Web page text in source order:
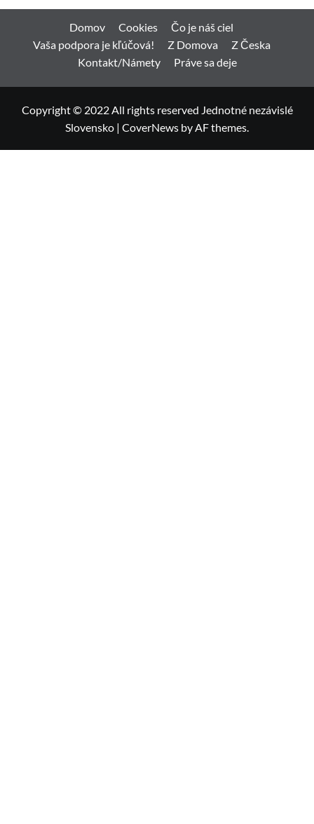
Domov Cookies
Čo je náš ciel
Vaša podpora je kľúčová!
Z Domova
Z Česka
Kontakt/Námety
Práve sa deje
Copyright © 2022 All rights reserved Jednotné nezávislé
Slovensko | CoverNews by AF themes.